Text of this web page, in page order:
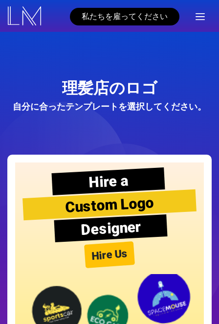
私たちを雇ってください
理髪店のロゴ
自分に合ったテンプレートを選択してください。
Hire a
Custom Logo
Designer
Hire Us